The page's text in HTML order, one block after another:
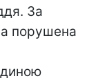
За
порушена